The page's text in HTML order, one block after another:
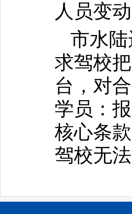
人员变
市水
求驾校
台，对
学员：
核心条
驾校无